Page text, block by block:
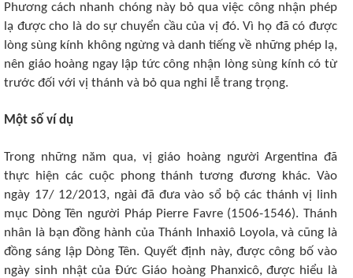
Phương cách nhanh chóng này bỏ qua việc công nhận phép
lạ được cho là do sự chuyển cầu của vị đó. Vì họ đã có được
lòng sùng kính không ngừng và danh tiếng về những phép lạ,
nên giáo hoàng ngay lập tức công nhận lòng sùng kính có từ
trước đối với vị thánh và bỏ qua nghi lễ trang trọng.
Một số ví dụ
Trong những năm qua, vị giáo hoàng người Argentina đã
thực hiện các cuộc phong thánh tương đương khác. Vào
ngày 17/ 12/2013, ngài đã đưa vào sổ bộ các thánh vị linh
mục Dòng Tên người Pháp Pierre Favre (1506-1546). Thánh
nhân là bạn đồng hành của Thánh Inhaxiô Loyola, và cũng là
đồng sáng lập Dòng Tên. Quyết định này, được công bố vào
ngày sinh nhật của Đức Giáo hoàng Phanxicô, được hiểu là